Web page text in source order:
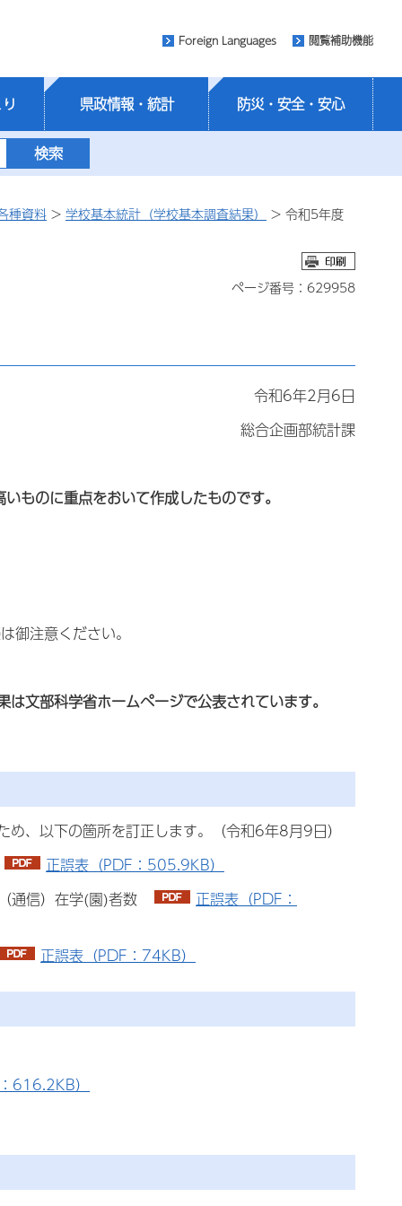
Foreign Languages 閲覧補助機能
県政情報・統計 防災・安全・安心
種資料 > 学校基本統計（学校基本調査結果）
> 令和5年度
ページ番号：629958
令和6年2月6日
総合企画部統計課
ものに重点をおいて作成したものです。
御注意ください。
文部科学省ホームページで公表されています。
め、以下の箇所を訂正します。（令和6年8月9日）
正誤表（PDF：505.9KB）
通信）在学(園)者数
正誤表（PDF：
正誤表（PDF：74KB）
616.2KB）